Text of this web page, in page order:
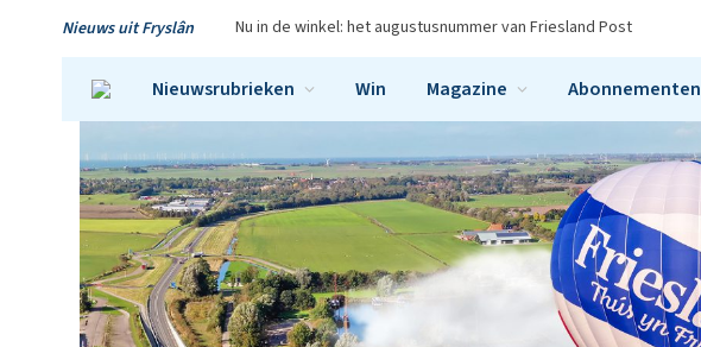
Nieuws uit Fryslân Nu in de winkel: het augustusnummer van Friesland Post
Nieuwsrubrieken Win Magazine Abonnementen